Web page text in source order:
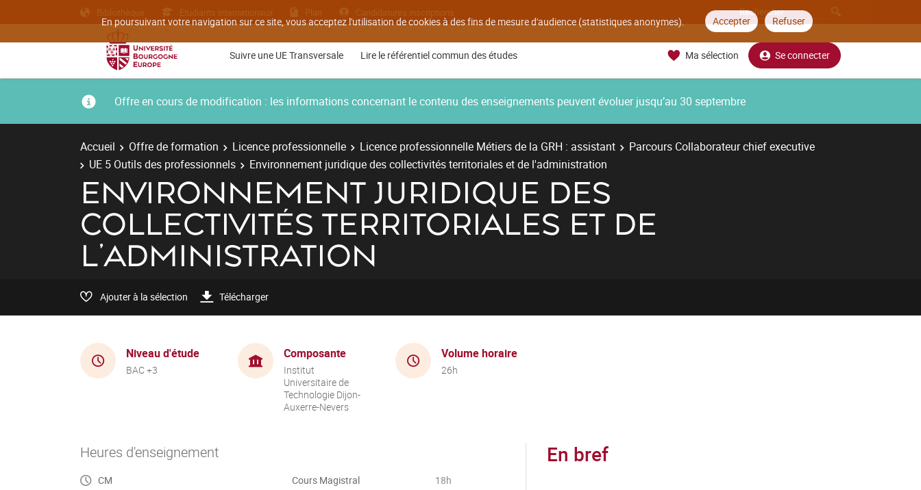
En poursuivant votre navigation sur ce site, vous acceptez l'utilisation de cookies à des fins de mesure d'audience (statistiques anonymes). Accepter Refuser
Bibliothèque Etudiants internationaux Plan Candidatures inscriptions
Suivre une UE Transversale Lire le référentiel commun des études Ma sélection Se connecter
Offre en cours de modification : les informations concernant le contenu des enseignements peuvent évoluer jusqu’au 30 septembre
Accueil Offre de formation Licence professionnelle Licence professionnelle Métiers de la GRH : assistant
Parcours Collaborateur chief executive
UE 5 Outils des professionnels
Environnement juridique des collectivités territoriales et de l'administration
ENVIRONNEMENT JURIDIQUE DES
COLLECTIVITÉS TERRITORIALES ET DE
L'ADMINISTRATION
Ajouter à la sélection Télécharger
Niveau d'étude
BAC +3
Composante
Institut
Universitaire de
Technologie Dijon-
Auxerre-Nevers
Volume horaire
26h
Heures d'enseignement
CM Cours Magistral 18h
En bref